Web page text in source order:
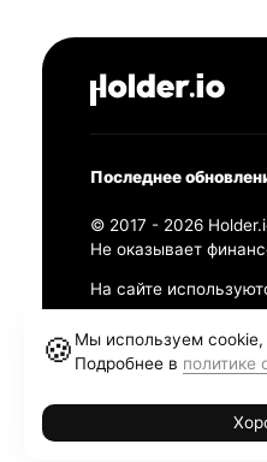
Последнее
© 2017 - 2026
Не оказывает
На сайте
Политика
Правила
🍪 Мы используем
Подробнее в политике